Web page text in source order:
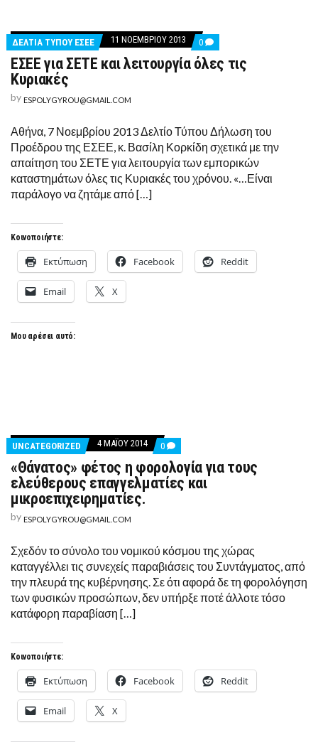
ΔΕΛΤΊΑ ΤΎΠΟΥ ΕΣΕΕ 11 ΝΟΕΜΒΡΊΟΥ 2013 0 COMMENTS
ON
ΕΣΕΕ
ΤΙΣ
ΚΥΡΙΑΚΈΣ
ΕΣΕΕ για ΣΕΤΕ και λειτουργία όλες τις
Κυριακές
by ESPOLYGYROU@GMAIL.COM
Αθήνα, 7 Νοεμβρίου 2013 Δελτίο Τύπου Δήλωση του
Προέδρου της ΕΣΕΕ, κ. Βασίλη Κορκίδη σχετικά με την
απαίτηση του ΣΕΤΕ για λειτουργία των εμπορικών
καταστημάτων όλες τις Κυριακές του χρόνου. «…Είναι
παράλογο να ζητάμε από […]
Κοινοποιήστε:
Εκτύπωση Facebook Reddit
Email X
Μου αρέσει αυτό:
UNCATEGORIZED 4 ΜΑΪ́ΟΥ 2014 0 COMMENTS
ON
«ΘΆΝΑΤΟΣ»
ΦΈΤΟΣ
Η
ΚΑΙ
ΜΙΚΡΟΕΠΙΧΕΙΡΗΜΑΤΊΕΣ.
«Θάνατος» φέτος η φορολογία για τους
ελεύθερους επαγγελματίες και
μικροεπιχειρηματίες.
by ESPOLYGYROU@GMAIL.COM
Σχεδόν το σύνολο του νομικού κόσμου της χώρας
καταγγέλλει τις συνεχείς παραβιάσεις του Συντάγματος, από
την πλευρά της κυβέρνησης. Σε ότι αφορά δε τη φορολόγηση
των φυσικών προσώπων, δεν υπήρξε ποτέ άλλοτε τόσο
κατάφορη παραβίαση […]
Κοινοποιήστε:
Εκτύπωση Facebook Reddit
Email X